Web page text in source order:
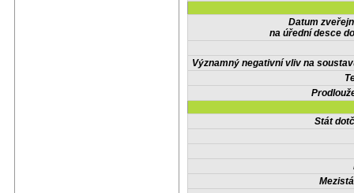
Datum
na úřední desce
Významný negativní vliv na
Stát